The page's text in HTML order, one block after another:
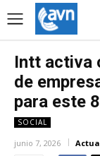
Intt activa
de
para este
SOCIAL
junio 7, 2026